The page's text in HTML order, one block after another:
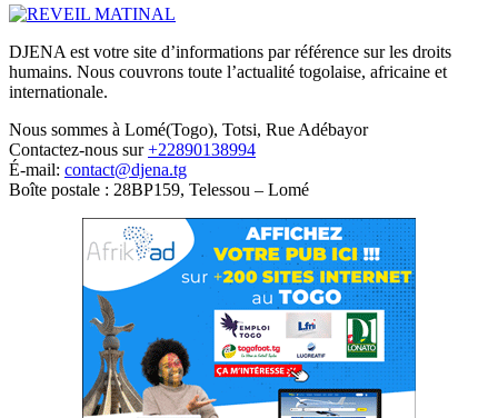
DJENA est votre site d’informations par référence sur les droits
humains. Nous couvrons toute l’actualité togolaise, africaine et
internationale.
Nous sommes à Lomé(Togo), Totsi, Rue Adébayor
Contactez-nous sur+22890138994
É-mail: contact@djena.tg
Boîte postale : 28BP159, Telessou – Lomé